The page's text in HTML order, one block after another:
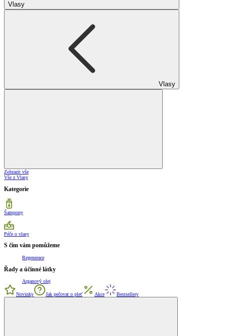
Vlasy
Vlasy
Zobrazit vše
Vše z Vlasy
Kategorie
Šampony
Péče o vlasy
S čím vám pomůžeme
Regenerace
Řady a účinné látky
Arganový olej
Novinky Jak pečovat o pleť Akce Bestsellery